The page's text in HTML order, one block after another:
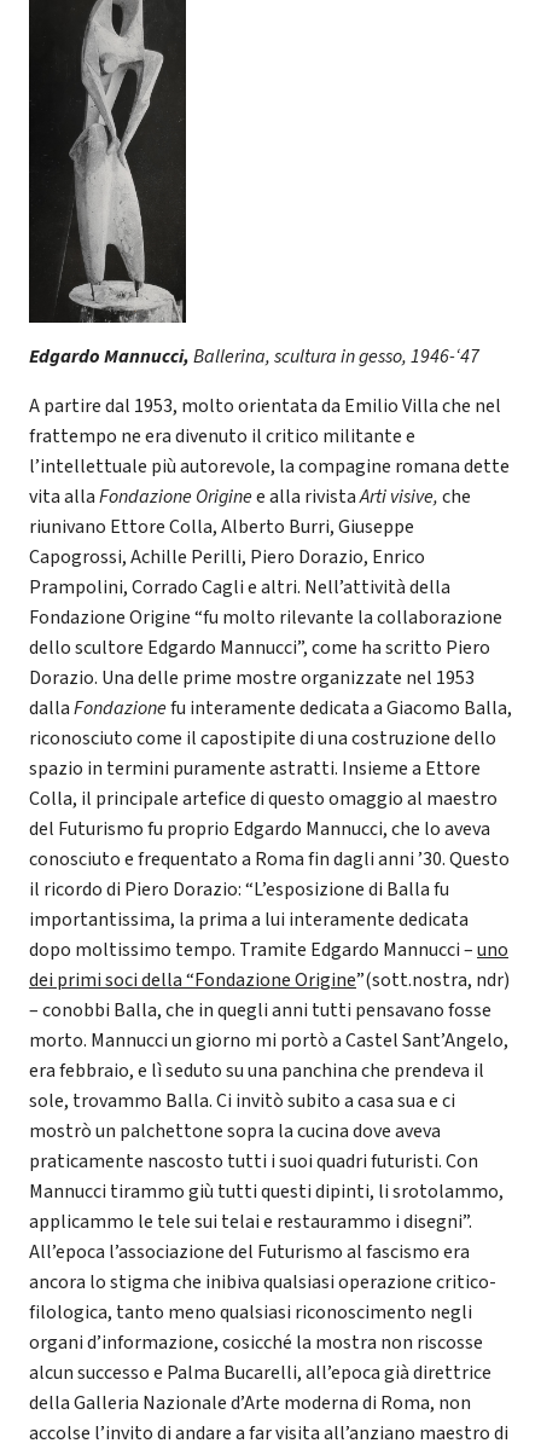
Edgardo Mannucci,Ballerina, scultura in gesso, 1946-‘47
A partire dal 1953, molto orientata da Emilio Villa che nel
frattempo ne era divenuto il critico militante e
l’intellettuale più autorevole, la compagine romana dette
vita allaFondazione Originee alla rivistaArti visive,che
riunivano Ettore Colla, Alberto Burri, Giuseppe
Capogrossi, Achille Perilli, Piero Dorazio, Enrico
Prampolini, Corrado Cagli e altri. Nell’attività della
Fondazione Origine “fu molto rilevante la collaborazione
dello scultore Edgardo Mannucci”, come ha scritto Piero
Dorazio. Una delle prime mostre organizzate nel 1953
dallaFondazionefu interamente dedicata a Giacomo Balla,
riconosciuto come il capostipite di una costruzione dello
spazio in termini puramente astratti. Insieme a Ettore
Colla, il principale artefice di questo omaggio al maestro
del Futurismo fu proprio Edgardo Mannucci, che lo aveva
conosciuto e frequentato a Roma fin dagli anni ’30. Questo
il ricordo di Piero Dorazio: “L’esposizione di Balla fu
importantissima, la prima a lui interamente dedicata
dopo moltissimo tempo. Tramite Edgardo Mannucci –uno
dei primi soci della “Fondazione Origine”(sott.nostra, ndr)
– conobbi Balla, che in quegli anni tutti pensavano fosse
morto. Mannucci un giorno mi portò a Castel Sant’Angelo,
era febbraio, e lì seduto su una panchina che prendeva il
sole, trovammo Balla. Ci invitò subito a casa sua e ci
mostrò un palchettone sopra la cucina dove aveva
praticamente nascosto tutti i suoi quadri futuristi. Con
Mannucci tirammo giù tutti questi dipinti, li srotolammo,
applicammo le tele sui telai e restaurammo i disegni”.
All’epoca l’associazione del Futurismo al fascismo era
ancora lo stigma che inibiva qualsiasi operazione critico-
filologica, tanto meno qualsiasi riconoscimento negli
organi d’informazione, cosicché la mostra non riscosse
alcun successo e Palma Bucarelli, all’epoca già direttrice
della Galleria Nazionale d’Arte moderna di Roma, non
accolse l’invito di andare a far visita all’anziano maestro di